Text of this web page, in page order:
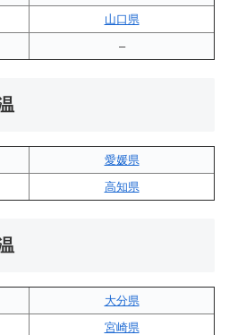
山口県
–
愛媛県
高知県
大分県
宮崎県